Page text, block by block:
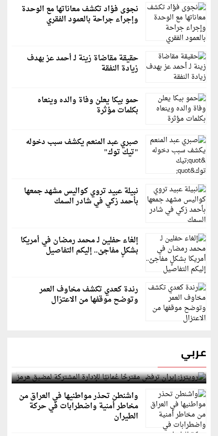
نجوى فؤاد تكشف معاناتها مع الوحدة
وإجراء جراحة بالعمود الفقري
حقيقة مقاضاة زينة لـ أحمد عز بهدف
زيادة النفقة
حمو بيكا يعلن وفاة والده وينعاه
بكلمات مؤثرة
صبري عبد المنعم يكشف سبب دخوله
"تيك توك"
نبيلة عبيد تروي كواليس مشهد جمعها
بأحمد زكي في شادر السمك
إلغاء حفلين لـ محمد رمضان في أمريكا
بشكلٍ مفاجئ.. إليكم التفاصيل
رندة كعدي تكشف مخاوف العمر
وتوضح موقفها من الاعتزال
عربي
رويترز: إيران ترفض مقترحًا عُمانيًا للإدارة المشتركة
لمضيق هرمز
واشنطن تحذر مواطنيها في العراق من
مخاطر أمنية واضطرابات في حركة
الطيران